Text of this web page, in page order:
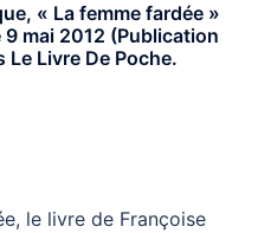
« La femme fardée »
mai 2012 (Publication
Livre De Poche.
le livre de Françoise